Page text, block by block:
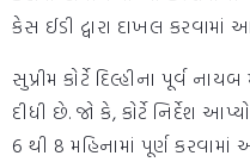
કેસ ઈડી દ્વારા દાખલ કરવામાં
સુપ્રીમ કોર્ટે દિલ્હીના પૂર્વ
દીધી છે. જો કે, કોર્ટે નિર્દેશ
6 થી 8 મહિનામાં પૂર્ણ કરવામાં